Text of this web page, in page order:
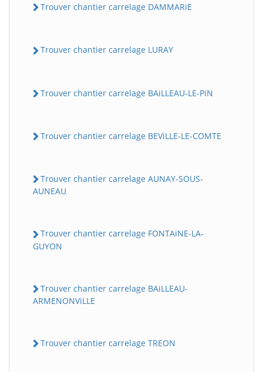
Trouver chantier carrelage DAMMARiE
Trouver chantier carrelage LURAY
Trouver chantier carrelage BAiLLEAU-LE-PiN
Trouver chantier carrelage BEViLLE-LE-COMTE
Trouver chantier carrelage AUNAY-SOUS-
AUNEAU
Trouver chantier carrelage FONTAiNE-LA-
GUYON
Trouver chantier carrelage BAiLLEAU-
ARMENONViLLE
Trouver chantier carrelage TREON